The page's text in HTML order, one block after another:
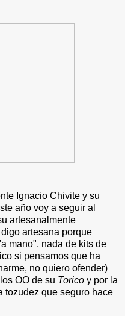
Ignacio Chivite y su
año voy a seguir al
artesanalmente
artesana porque
mano", nada de kits de
si pensamos que ha
no quiero ofender)
OO de su Torico y por la
tozudez que seguro hace